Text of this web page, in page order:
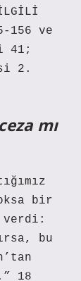
156 ve
41;
2.
mı
bir
verdi:
bu
18